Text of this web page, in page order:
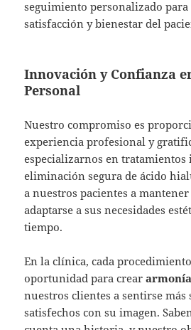
seguimiento personalizado para
satisfacción y bienestar del
Innovación y Confianza
Personal
Nuestro compromiso es
experiencia profesional y
especializarnos en tratamientos
eliminación segura de ácido
a nuestros pacientes a
adaptarse a sus necesidades
tiempo.
En la clínica, cada
oportunidad para crear
nuestros clientes a sentirse más
satisfechos con su imagen.